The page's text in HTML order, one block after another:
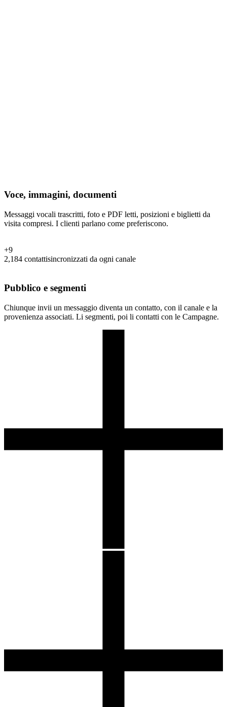
Voce, immagini, documenti
Messaggi vocali trascritti, foto e PDF letti, posizioni e biglietti da
visita compresi. I clienti parlano come preferiscono.
+9
2,184 contattisincronizzati da ogni canale
Pubblico e segmenti
Chiunque invii un messaggio diventa un contatto, con il canale e la
provenienza associati. Li segmenti, poi li contatti con le Campagne.